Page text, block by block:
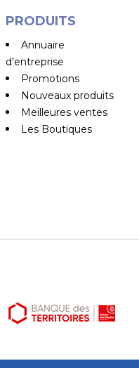
PRODUITS
Annuaire
d'entreprise
Promotions
Nouveaux produits
Meilleures ventes
Les Boutiques